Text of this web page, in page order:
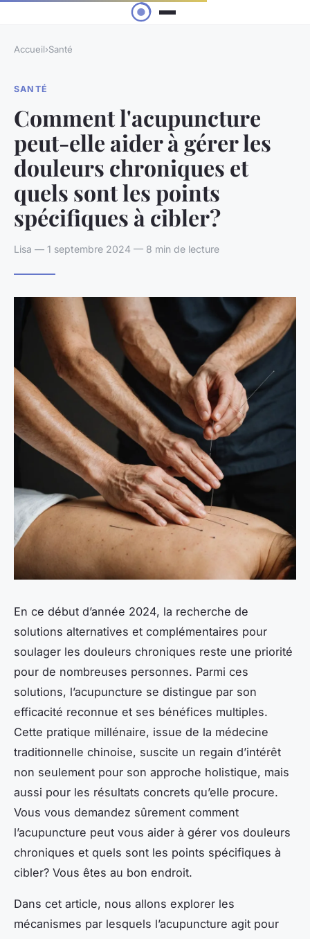
Accueil›Santé
SANTÉ
Comment l'acupuncture
peut-elle aider à gérer les
douleurs chroniques et
quels sont les points
spécifiques à cibler?
Lisa — 1 septembre 2024 — 8 min de lecture
En ce début d’année 2024, la recherche de
solutions alternatives et complémentaires pour
soulager les douleurs chroniques reste une priorité
pour de nombreuses personnes. Parmi ces
solutions, l’acupuncture se distingue par son
efficacité reconnue et ses bénéfices multiples.
Cette pratique millénaire, issue de la médecine
traditionnelle chinoise, suscite un regain d’intérêt
non seulement pour son approche holistique, mais
aussi pour les résultats concrets qu’elle procure.
Vous vous demandez sûrement comment
l’acupuncture peut vous aider à gérer vos douleurs
chroniques et quels sont les points spécifiques à
cibler? Vous êtes au bon endroit.
Dans cet article, nous allons explorer les
mécanismes par lesquels l’acupuncture agit pour